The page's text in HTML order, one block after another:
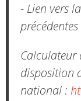
- Lien vers
précédentes
Calculateur
disposition
national :